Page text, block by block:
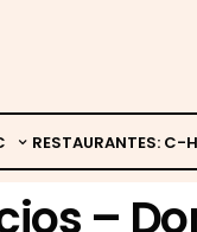
RESTAURANTES: C-H
–